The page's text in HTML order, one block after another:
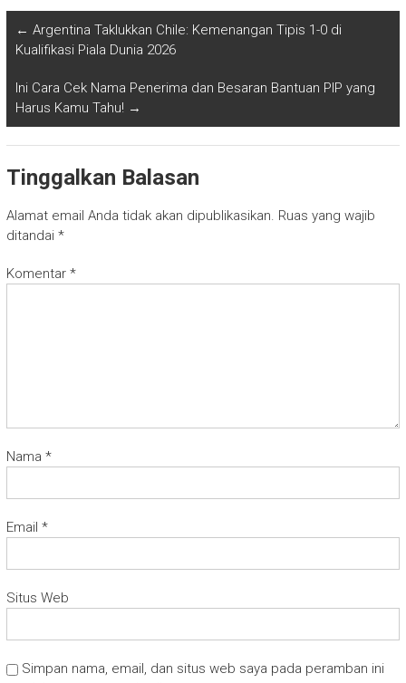
← Argentina Taklukkan Chile: Kemenangan Tipis 1-0 di
Kualifikasi Piala Dunia 2026
Ini Cara Cek Nama Penerima dan Besaran Bantuan PIP yang
Harus Kamu Tahu! →
Tinggalkan Balasan
Alamat email Anda tidak akan dipublikasikan. Ruas yang wajib
ditandai *
Komentar *
Nama *
Email *
Situs Web
Simpan nama, email, dan situs web saya pada peramban ini